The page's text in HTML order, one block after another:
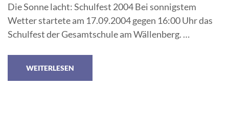
Die Sonne lacht: Schulfest 2004 Bei sonnigstem
Wetter startete am 17.09.2004 gegen 16:00 Uhr das
Schulfest der Gesamtschule am Wällenberg. …
WEITERLESEN